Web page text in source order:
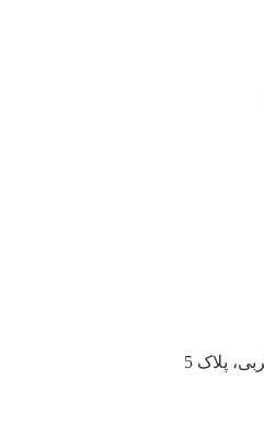
پلاک 5